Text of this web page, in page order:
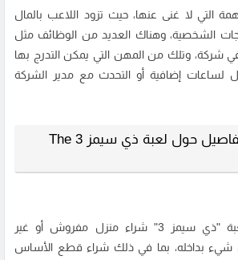
التي لا غنى عنها، حيث تزود اللاعب بالمال
الشخصية، وهناك العديد من الوظائف مثل
شركة، وتلك من المهن التي يمكن التدرج بها
لساعات إضافية أو التحدث مع مدير الشركة
المزيد من التفاصيل حول لعبة ذي سيمز 3 The
يمكن للاعب داخل لعبة "ذي سيمز 3" شراء منزل مفروش أو غير
بداخله، بما في ذلك شراء قطع الأساس